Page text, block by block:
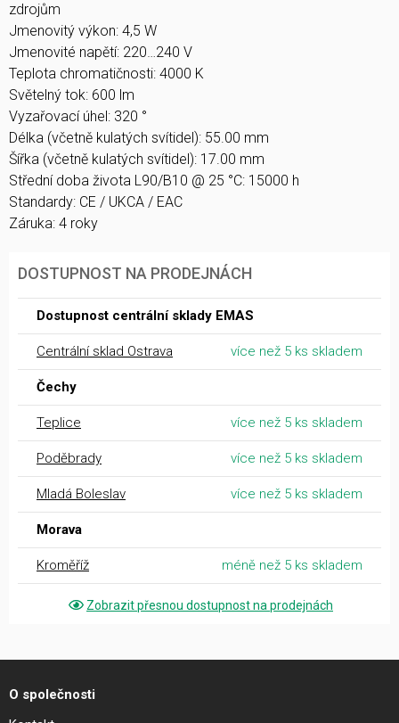
zdrojům
Jmenovitý výkon: 4,5 W
Jmenovité napětí: 220…240 V
Teplota chromatičnosti: 4000 K
Světelný tok: 600 lm
Vyzařovací úhel: 320 °
Délka (včetně kulatých svítidel): 55.00 mm
Šířka (včetně kulatých svítidel): 17.00 mm
Střední doba života L90/B10 @ 25 °C: 15000 h
Standardy: CE / UKCA / EAC
Záruka: 4 roky
DOSTUPNOST NA PRODEJNÁCH
Dostupnost centrální sklady EMAS
Centrální sklad Ostrava více než 5 ks skladem
Čechy
Teplice více než 5 ks skladem
Poděbrady více než 5 ks skladem
Mladá Boleslav více než 5 ks skladem
Morava
Kroměříž méně než 5 ks skladem
Zobrazit přesnou dostupnost na prodejnách
O společnosti